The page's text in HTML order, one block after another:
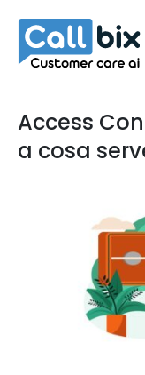
Access
a cosa